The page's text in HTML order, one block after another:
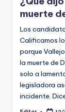
muerte
Los
Calificamos
porque
la muerte de
solo a
legisladora
incidente.